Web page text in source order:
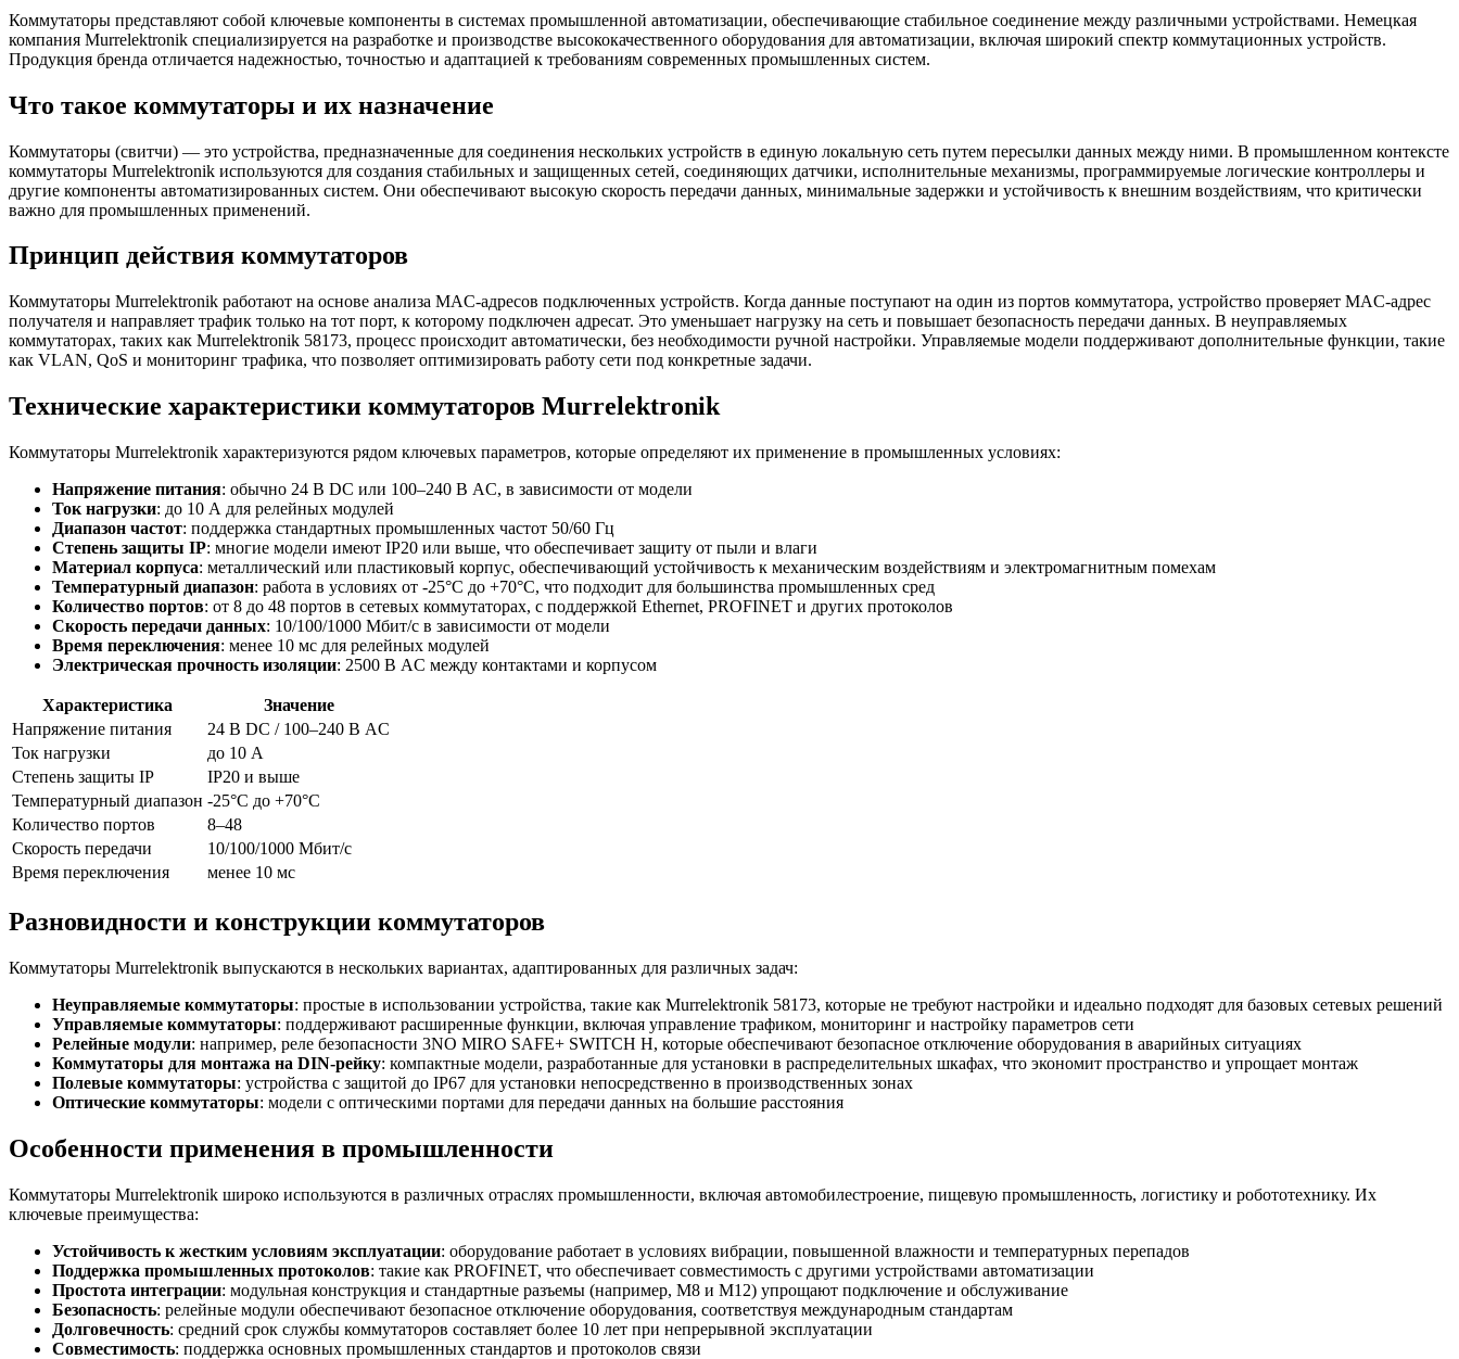
Коммутаторы представляют собой ключевые компоненты в системах промышленной автоматизации, обеспечивающие стабильное соединение между различными устройствами. Немецкая
компания Murrelektronik специализируется на разработке и производстве высококачественного оборудования для автоматизации, включая широкий спектр коммутационных устройств.
Продукция бренда отличается надежностью, точностью и адаптацией к требованиям современных промышленных систем.
Что такое коммутаторы и их назначение
Коммутаторы (свитчи) — это устройства, предназначенные для соединения нескольких устройств в единую локальную сеть путем пересылки данных между ними. В промышленном контексте
коммутаторы Murrelektronik используются для создания стабильных и защищенных сетей, соединяющих датчики, исполнительные механизмы, программируемые логические контроллеры и
другие компоненты автоматизированных систем. Они обеспечивают высокую скорость передачи данных, минимальные задержки и устойчивость к внешним воздействиям, что критически
важно для промышленных применений.
Принцип действия коммутаторов
Коммутаторы Murrelektronik работают на основе анализа MAC-адресов подключенных устройств. Когда данные поступают на один из портов коммутатора, устройство проверяет MAC-адрес
получателя и направляет трафик только на тот порт, к которому подключен адресат. Это уменьшает нагрузку на сеть и повышает безопасность передачи данных. В неуправляемых
коммутаторах, таких как Murrelektronik 58173, процесс происходит автоматически, без необходимости ручной настройки. Управляемые модели поддерживают дополнительные функции, такие
как VLAN, QoS и мониторинг трафика, что позволяет оптимизировать работу сети под конкретные задачи.
Технические характеристики коммутаторов Murrelektronik
Коммутаторы Murrelektronik характеризуются рядом ключевых параметров, которые определяют их применение в промышленных условиях:
Напряжение питания: обычно 24 В DC или 100–240 В AC, в зависимости от модели
Ток нагрузки: до 10 А для релейных модулей
Диапазон частот: поддержка стандартных промышленных частот 50/60 Гц
Степень защиты IP: многие модели имеют IP20 или выше, что обеспечивает защиту от пыли и влаги
Материал корпуса: металлический или пластиковый корпус, обеспечивающий устойчивость к механическим воздействиям и электромагнитным помехам
Температурный диапазон: работа в условиях от -25°C до +70°C, что подходит для большинства промышленных сред
Количество портов: от 8 до 48 портов в сетевых коммутаторах, с поддержкой Ethernet, PROFINET и других протоколов
Скорость передачи данных: 10/100/1000 Мбит/с в зависимости от модели
Время переключения: менее 10 мс для релейных модулей
Электрическая прочность изоляции: 2500 В AC между контактами и корпусом
Характеристика
Значение
Напряжение питания
24 В DC / 100–240 В AC
Ток нагрузки
до 10 А
Степень защиты IP
IP20 и выше
Температурный диапазон -25°C до +70°C
Количество портов
8–48
Скорость передачи
10/100/1000 Мбит/с
Время переключения
менее 10 мс
Разновидности и конструкции коммутаторов
Коммутаторы Murrelektronik выпускаются в нескольких вариантах, адаптированных для различных задач:
Неуправляемые коммутаторы: простые в использовании устройства, такие как Murrelektronik 58173, которые не требуют настройки и идеально подходят для базовых сетевых решений
Управляемые коммутаторы: поддерживают расширенные функции, включая управление трафиком, мониторинг и настройку параметров сети
Релейные модули: например, реле безопасности 3NO MIRO SAFE+ SWITCH H, которые обеспечивают безопасное отключение оборудования в аварийных ситуациях
Коммутаторы для монтажа на DIN-рейку: компактные модели, разработанные для установки в распределительных шкафах, что экономит пространство и упрощает монтаж
Полевые коммутаторы: устройства с защитой до IP67 для установки непосредственно в производственных зонах
Оптические коммутаторы: модели с оптическими портами для передачи данных на большие расстояния
Особенности применения в промышленности
Коммутаторы Murrelektronik широко используются в различных отраслях промышленности, включая автомобилестроение, пищевую промышленность, логистику и робототехнику. Их
ключевые преимущества:
Устойчивость к жестким условиям эксплуатации: оборудование работает в условиях вибрации, повышенной влажности и температурных перепадов
Поддержка промышленных протоколов: такие как PROFINET, что обеспечивает совместимость с другими устройствами автоматизации
Простота интеграции: модульная конструкция и стандартные разъемы (например, M8 и M12) упрощают подключение и обслуживание
Безопасность: релейные модули обеспечивают безопасное отключение оборудования, соответствуя международным стандартам
Долговечность: средний срок службы коммутаторов составляет более 10 лет при непрерывной эксплуатации
Совместимость: поддержка основных промышленных стандартов и протоколов связи